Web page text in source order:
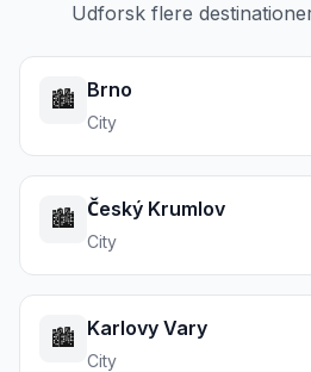
Udforsk flere
🏙️ Brno
City
🏙️ Český Krumlov
City
🏙️ Karlovy Vary
City